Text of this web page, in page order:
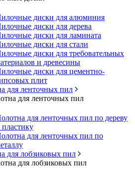
диски для алюминия
диски для дерева
диски для ламината
диски для стали
диски для требовательных
и древесины
диски для цементно-
плит
для ленточных пил
для ленточных пил
для ленточных пил по дереву
пластику
для ленточных пил по
для лобзиковых пил
для лобзиковых пил